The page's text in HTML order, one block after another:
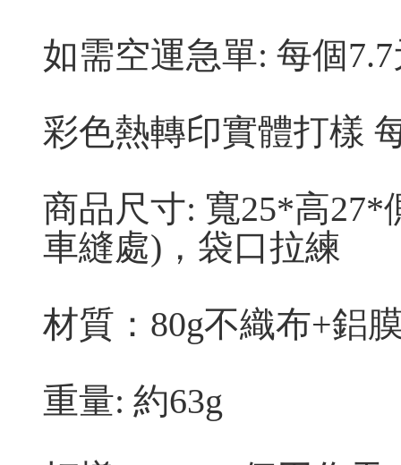
如需空運急單: 每個
彩色熱轉印實體打樣
商品尺寸: 寬25*高27*
車縫處)，袋口拉練
材質：80g不織布+鋁
重量: 約63g